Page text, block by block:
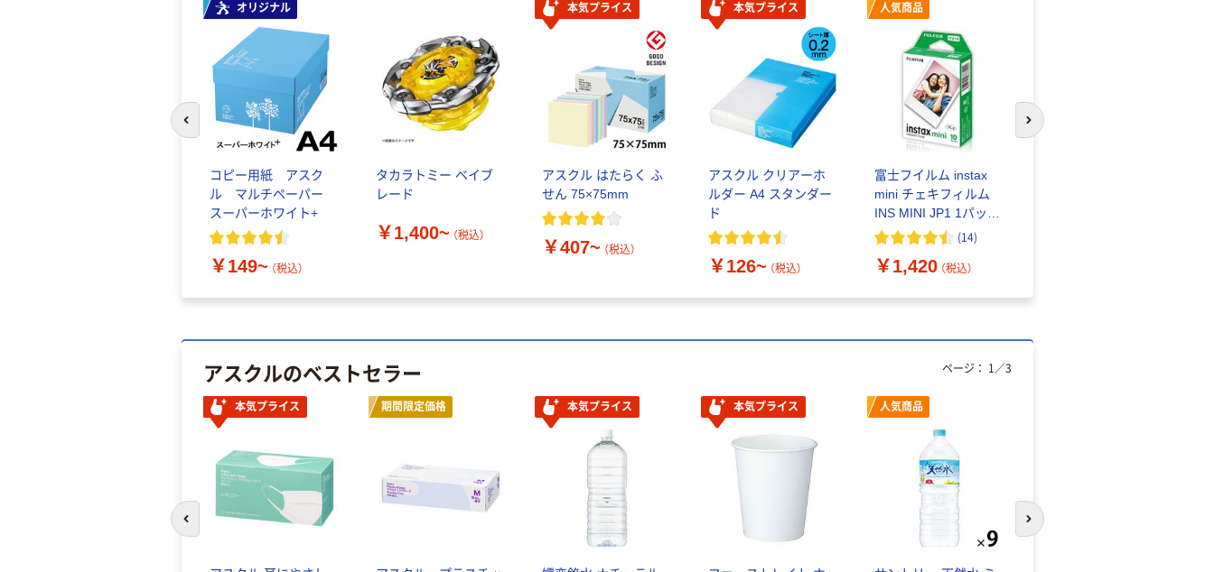
オリジナル
コピー用紙 アスク
ル マルチペーパー
スーパーホワイト+
￥149~ （税込）
タカラトミー ベイブ
レード
￥1,400~ （税込）
本気プライス
アスクル はたらく ふ
せん 75×75mm
￥407~ （税込）
本気プライス
アスクル クリアーホ
ルダー A4 スタンダー
ド
￥126~ （税込）
人気商品
富士フイルム instax
mini チェキフィルム
INS MINI JP1 1パック
（10枚入り）
(14)
￥1,420 （税込）
前のスライドへ 次のスライドへ
アスクルのベストセラー
本気プライス 期間限定価格 本気プライス 本気プライス 人気商品
ページ： 1 ／3
次のスライドへ